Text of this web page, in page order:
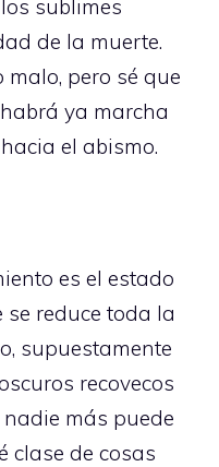
sublimes
de la muerte.
malo, pero sé que
ya marcha
el abismo.
es el estado
reduce toda la
supuestamente
recovecos
más puede
clase de cosas